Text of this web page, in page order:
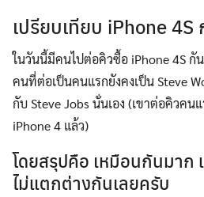
เปรียบเทียบ iPhone
ในวันนี้มีคนไปต่อคิวซื้อ iPhone 4S กั
คนที่ต่อเป็นคนแรกยังคงเป็น Steve
กับ Steve Jobs นั่นเอง (เขาต่อคิวคน
iPhone 4 แล้ว)
โดยสรุปคือ เหมือนกันมาก
ไม่แตกต่างกันเลยครับ